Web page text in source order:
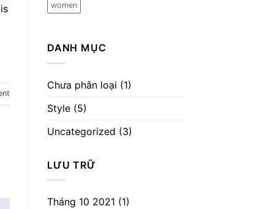
women
DANH MỤC
Chưa phân loại (1)
Style (5)
Uncategorized (3)
LƯU TRỮ
Tháng 10 2021 (1)